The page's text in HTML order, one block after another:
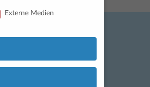
Externe Medien